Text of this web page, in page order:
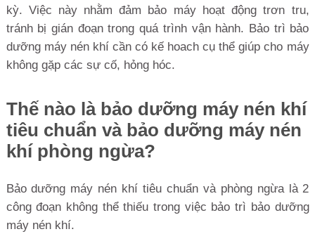
kỳ. Việc này nhằm đảm bảo máy hoạt động trơn tru,
tránh bị gián đoạn trong quá trình vận hành. Bảo trì bảo
dưỡng máy nén khí cần có kế hoach cụ thể giúp cho máy
không gặp các sự cố, hỏng hóc.
Thế nào là bảo dưỡng máy nén khí
tiêu chuẩn và bảo dưỡng máy nén
khí phòng ngừa?
Bảo dưỡng máy nén khí tiêu chuẩn và phòng ngừa là 2
công đoạn không thể thiếu trong việc bảo trì bảo dưỡng
máy nén khí.